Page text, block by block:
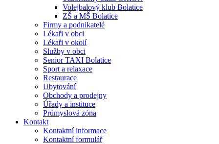
Volejbalový klub Bolatice
ZŠ a MŠ Bolatice
Firmy a podnikatelé
Lékaři v obci
Lékaři v okolí
Služby v obci
Senior TAXI Bolatice
Sport a relaxace
Restaurace
Ubytování
Obchody a prodejny
Úřady a instituce
Průmyslová zóna
Kontakt
Kontaktní informace
Kontaktní formulář